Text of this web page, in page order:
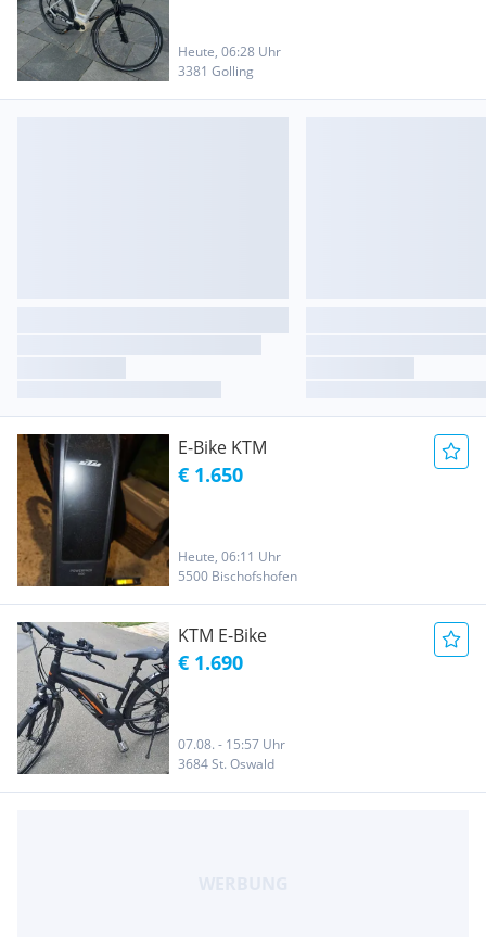
Heute, 06:28 Uhr
3381 Golling
E-Bike KTM
€ 1.650
Heute, 06:11 Uhr
5500 Bischofshofen
KTM E-Bike
€ 1.690
07.08. - 15:57 Uhr
3684 St. Oswald